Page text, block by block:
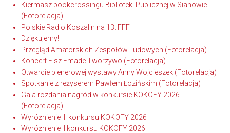
Kiermasz bookcrossingu Biblioteki Publicznej w Sianowie
(Fotorelacja)
Polskie Radio Koszalin na 13. FFF
Dziękujemy!
Przegląd Amatorskich Zespołów Ludowych (Fotorelacja)
Koncert Fisz Emade Tworzywo (Fotorelacja)
Otwarcie plenerowej wystawy Anny Wojcieszek (Fotorelacja)
Spotkanie z reżyserem Pawłem Łozińskim (Fotorelacja)
Gala rozdania nagród w konkursie KOKOFY 2026
(Fotorelacja)
Wyróżnienie III konkursu KOKOFY 2026
Wyróżnienie II konkursu KOKOFY 2026